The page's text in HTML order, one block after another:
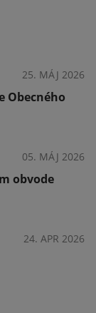
25. MÁJ 2026
Obecného
05. MÁJ 2026
obvode
24. APR 2026